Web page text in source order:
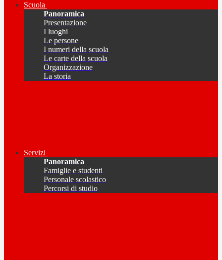
Scuola
Panoramica
Presentazione
I luoghi
Le persone
I numeri della scuola
Le carte della scuola
Organizzazione
La storia
Servizi
Panoramica
Famiglie e studenti
Personale scolastico
Percorsi di studio